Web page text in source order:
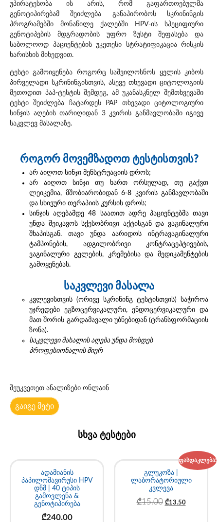
უპირატესობა ის არის, რომ გაფართოებულმა
გენოტიპირებამ შეიძლება განაპირობოს სკრინინგის
პროგრამებში მონაწილე ქალებში HPV-ის სპეციფიური
გენოტიპების მდგრადობის უფრო ზუსტი შეფასება და
საბოლოოდ პაციენტების უკეთესი სტრატიფიკაცია რისკის
ხარისხის მიხედვით.
ტესტი გამოიყენება როგორც საშვილოსნოს ყელის კიბოს
პირველადი სკრინინგისთვის, ასევე თხევადი ციტოლოგიის
მეთოდით პაპ-ტესტის შემდეგ, ამ უკანასკნელ შემთხვევაში
ტესტი შეიძლება ჩატარდეს PAP თხევადი ციტოლოგიური
სინჯის აღების თარიღიდან 3 კვირის განმავლობაში იგივე
საკვლევ მასალაზე.
როგორ მოვემზადოთ ტესტისთვის?
არ აიღოთ სინჯი მენსტრუაციის დროს;
არ აიღოთ სინჯი თუ ხართ ორსულად, თუ გაქვთ
ლეიკემია, მშობიარობიდან 6-8 კვირის განმავლობაში
და სხივური თერაპიის კურსის დროს;
სინჯის აღებამდე 48 საათით ადრე პაციენტებმა თავი
უნდა შეიკავოს სქესობრივი აქტისგან და ვაგინალური
შხაპისგან. თავი უნდა აარიდოს ინტრავაგინალური
ტამპონების, ადგილობრივი კონტრაცეპტივების,
ვაგინალური გელების, კრემებისა და მედიკამენტების
გამოყენებას.
საკვლევი მასალა
კვლევისთვის (ორივე სკრინინგ ტესტისთვის) საჭიროა
უჯრედები ეგზოცერვიკალური, ენდოცერვიკალური და
მათ შორის გარდამავალი უბნებიდან (ტრანსფორმაციის
ზონა).
საკვლევი მასალის აღება უნდა მოხდეს
პროფესიონალის მიერ
შეუკვეთეთ ანალიზები ონლაინ
გაიგე მეტი
სხვა ტესტები
ადამიანის
პაპილომავირუსი HPV
დნმ | 40 ტიპის
გამოვლენა &
გენოტიპირება
₾240.00
ფასდაკლება!
გლუკოზა |
ლაბორატორიული
კვლევა
₾15.00 ₾13.50